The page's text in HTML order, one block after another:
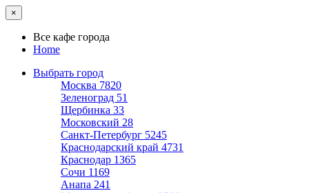
×
Все кафе города
Home
Выбрать город
Москва 7820
Зеленоград 51
Щербинка 33
Московский 28
Санкт-Петербург 5245
Краснодарский край 4731
Краснодар 1365
Сочи 1169
Анапа 241